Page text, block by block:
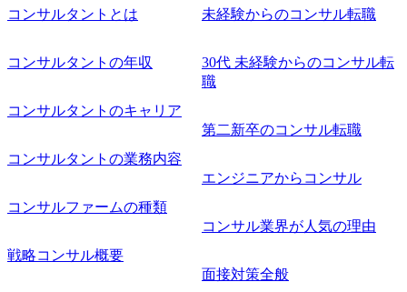
コンサルタントとは
コンサルタントの年収
コンサルタントのキャリア
コンサルタントの業務内容
コンサルファームの種類
戦略コンサル概要
未経験からのコンサル転職
30代 未経験からのコンサル転
職
第二新卒のコンサル転職
エンジニアからコンサル
コンサル業界が人気の理由
面接対策全般